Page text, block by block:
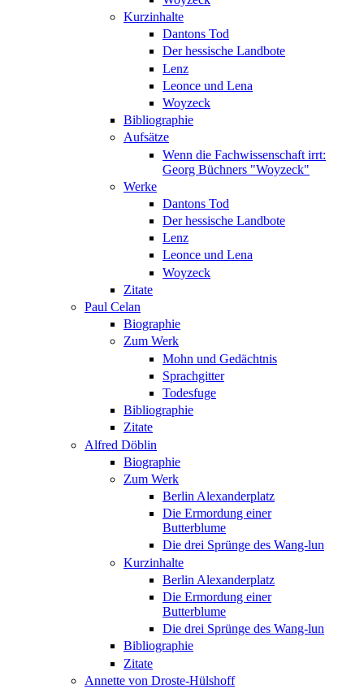
Kurzinhalte
Dantons Tod
Der hessische Landbote
Lenz
Leonce und Lena
Woyzeck
Bibliographie
Aufsätze
Wenn die Fachwissenschaft irrt:
Georg Büchners "Woyzeck"
Werke
Dantons Tod
Der hessische Landbote
Lenz
Leonce und Lena
Woyzeck
Zitate
Paul Celan
Biographie
Zum Werk
Mohn und Gedächtnis
Sprachgitter
Todesfuge
Bibliographie
Zitate
Alfred Döblin
Biographie
Zum Werk
Berlin Alexanderplatz
Die Ermordung einer
Butterblume
Die drei Sprünge des Wang-lun
Kurzinhalte
Berlin Alexanderplatz
Die Ermordung einer
Butterblume
Die drei Sprünge des Wang-lun
Bibliographie
Zitate
Annette von Droste-Hülshoff